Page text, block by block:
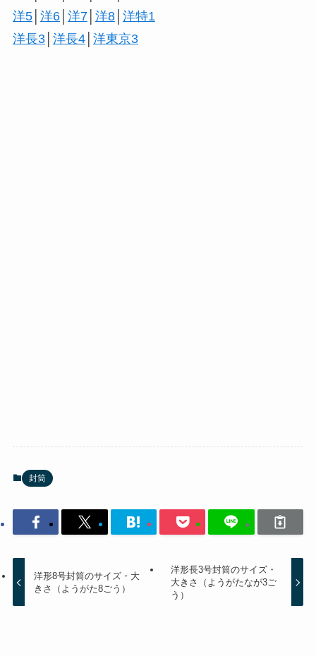
洋5│ 洋6│ 洋7│ 洋8│ 洋特1
洋長3│ 洋長4│ 洋東京3
封筒
洋形8号封筒のサイズ・大
きさ（ようがた8ごう）
洋形長3号封筒のサイズ・
大きさ（ようがたなが3ご
う）